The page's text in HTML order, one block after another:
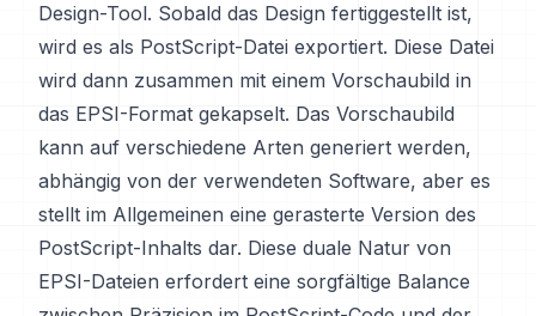
Design-Tool. Sobald das Design fertiggestellt ist,
wird es als PostScript-Datei exportiert. Diese Datei
wird dann zusammen mit einem Vorschaubild in
das EPSI-Format gekapselt. Das Vorschaubild
kann auf verschiedene Arten generiert werden,
abhängig von der verwendeten Software, aber es
stellt im Allgemeinen eine gerasterte Version des
PostScript-Inhalts dar. Diese duale Natur von
EPSI-Dateien erfordert eine sorgfältige Balance